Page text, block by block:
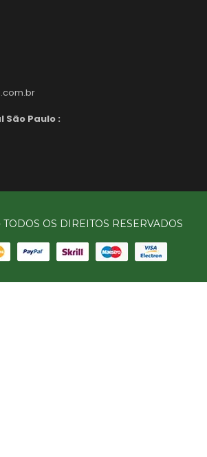
Paulo :
OS DIREITOS RESERVADOS